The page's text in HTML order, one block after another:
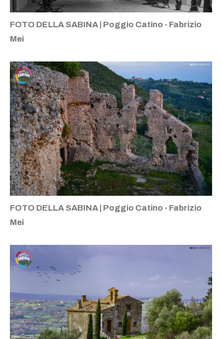
FOTO DELLA SABINA | Poggio Catino - Fabrizio
Mei
FOTO DELLA SABINA | Poggio Catino - Fabrizio
Mei